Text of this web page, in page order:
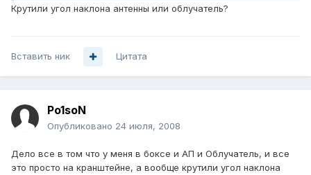
Крутили угол наклона антенны или облучатель?
Вставить ник Цитата
Po1soN
Опубликовано 24 июля, 2008
Дело все в том что у меня в боксе и АП и Облучатель, и все
это просто на кранштейне, а вообще крутили угол наклона